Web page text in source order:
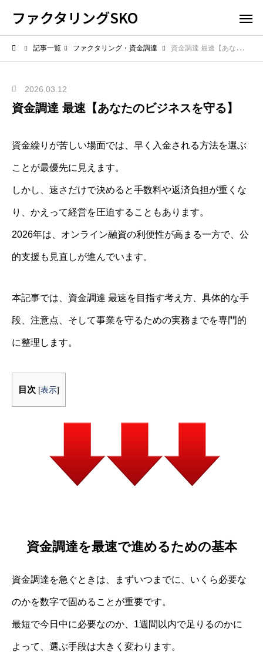
ファクタリングSKO
記事一覧 ファクタリング・資金調達 資金調達 最速【あなたのビジネスを守る】
2026.03.12
資金調達 最速【あなたのビジネスを守る】
資金繰りが苦しい場面では、早く入金される方法を選ぶ
ことが最優先に見えます。
しかし、速さだけで決めると手数料や返済負担が重くな
り、かえって経営を圧迫することもあります。
2026年は、オンライン融資の利便性が高まる一方で、公
的支援も見直しが進んでいます。
本記事では、資金調達 最速を目指す考え方、具体的な手
段、注意点、そして事業を守るための実務までを専門的
に整理します。
目次 [表示]
資金調達を最速で進めるための基本
資金調達を急ぐときは、まずいつまでに、いくら必要な
のかを数字で固めることが重要です。
最短で今日中に必要なのか、1週間以内で足りるのかに
よって、選ぶ手段は大きく変わります。